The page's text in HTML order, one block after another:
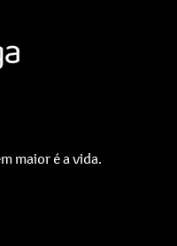
maior é a vida.